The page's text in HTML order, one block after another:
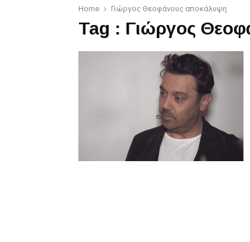
Home Γιώργος Θεοφάνους αποκάλυψη
Tag : Γιώργος